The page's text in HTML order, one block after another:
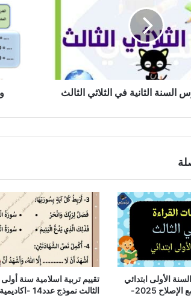
السنة الثانية في الثلاثي الثالث
الضرب
السنة
الثالثة
الأولى ابتدائي
— الثلاثي الثالث مع الإصلاح 2025-
تقييم تربية اسلامية سنة أولى
الثالث نموذج عدد14